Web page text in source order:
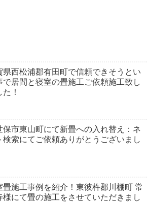
県西松浦郡有田町で信頼できそうとい
で居間と寝室の畳施工ご依頼施工致し
た！
保市東山町にて新畳への入れ替え：ネ
検索にてご依頼ありがとうございまし
畳施工事例を紹介！東彼杵郡川棚町 常
様にて畳の施工をさせていただきまし